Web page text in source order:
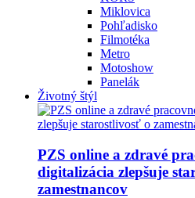
Miklovica
Pohľadisko
Filmotéka
Metro
Motoshow
Panelák
Životný štýl
PZS online a zdravé
digitalizácia zlepšuje
zamestnancov